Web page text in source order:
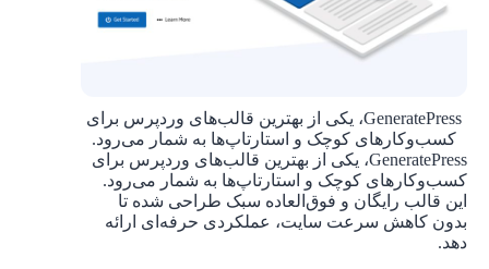
GeneratePress، یکی از بهترین قالب‌های وردپرس برای
کسب‌وکارهای کوچک و استارتاپ‌ها به شمار می‌رود.
GeneratePress، یکی از بهترین قالب‌های وردپرس برای
کسب‌وکارهای کوچک و استارتاپ‌ها به شمار می‌رود.
این قالب رایگان و فوق‌العاده سبک طراحی شده تا
بدون کاهش سرعت سایت، عملکردی حرفه‌ای ارائه
دهد.